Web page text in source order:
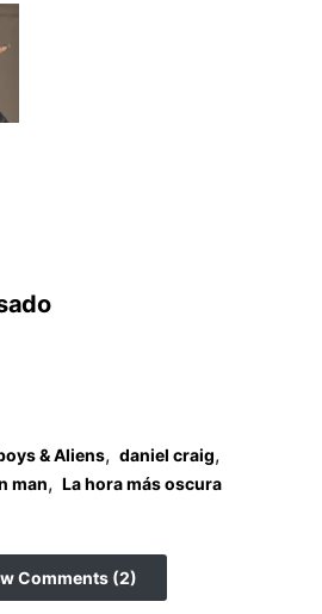
& Aliens, daniel craig,
man, La hora más oscura
Comments (2)